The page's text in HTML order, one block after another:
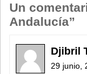
Un
Andalucía”
Djibril
29 junio,